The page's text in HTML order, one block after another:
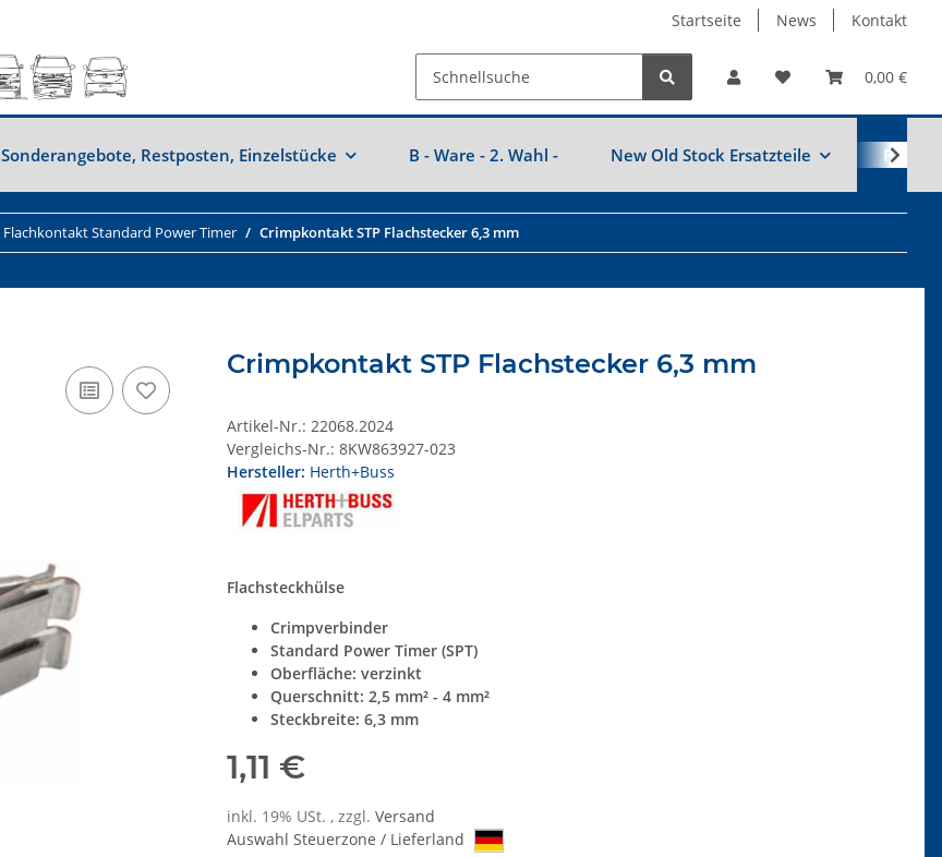
Startseite News Kontakt
0,00 €
Sonderangebote, Restposten, Einzelstücke B - Ware - 2. Wahl - New Old Stock Ersatzteile
Flachkontakt Standard Power Timer Crimpkontakt STP Flachstecker 6,3 mm
Crimpkontakt STP Flachstecker 6,3 mm
Artikel-Nr.: 22068.2024
Vergleichs-Nr.: 8KW863927-023
Hersteller: Herth+Buss
Flachsteckhülse
Crimpverbinder
Standard Power Timer (SPT)
Oberfläche: verzinkt
Querschnitt: 2,5 mm² - 4 mm²
Steckbreite: 6,3 mm
1,11 €
inkl. 19% USt. , zzgl. Versand
Auswahl Steuerzone / Lieferland